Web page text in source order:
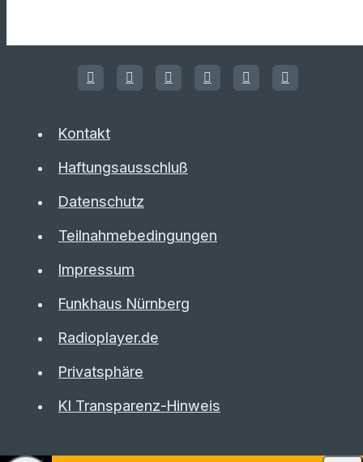
Kontakt
Haftungsausschluß
Datenschutz
Teilnahmebedingungen
Impressum
Funkhaus Nürnberg
Radioplayer.de
Privatsphäre
KI Transparenz-Hinweis